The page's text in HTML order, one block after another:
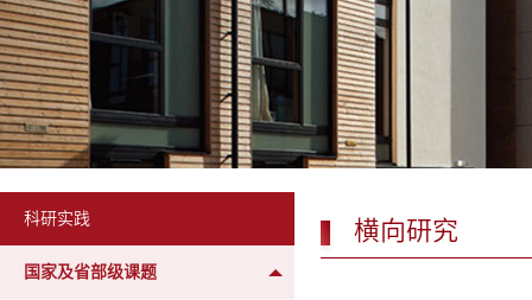
科研实践
国家及省部级课题
横向研究